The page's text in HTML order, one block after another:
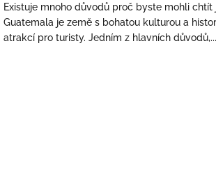
Existuje mnoho důvodů proč byste mohli chtít
Guatemala je země s bohatou kulturou a
atrakcí pro turisty. Jedním z hlavních důvodů,...